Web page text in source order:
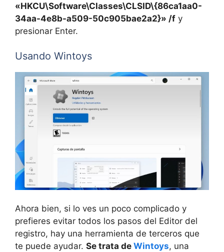
«HKCU\Software\Classes\CLSID\{86ca1aa0-
34aa-4e8b-a509-50c905bae2a2}» /f y
presionar Enter.
Usando Wintoys
Ahora bien, si lo ves un poco complicado y
prefieres evitar todos los pasos del Editor del
registro, hay una herramienta de terceros que
te puede ayudar. Se trata de Wintoys, una